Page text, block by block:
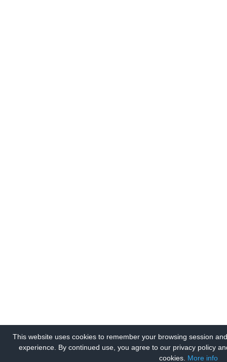
This website uses cookies to remember your browsing session
experience. By continued use, you agree to our privacy policy
cookies. More info